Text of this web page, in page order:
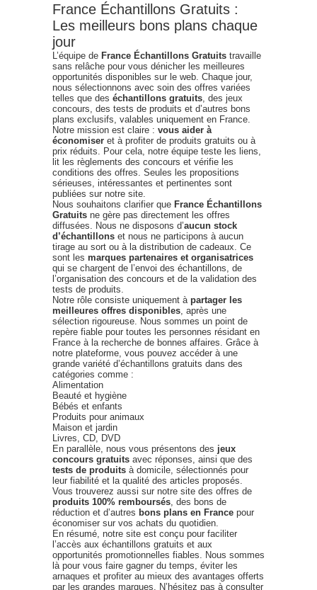
France Échantillons Gratuits :
Les meilleurs bons plans chaque
jour
L’équipe de France Échantillons Gratuits travaille
sans relâche pour vous dénicher les meilleures
opportunités disponibles sur le web. Chaque jour,
nous sélectionnons avec soin des offres variées
telles que des échantillons gratuits , des jeux
concours, des tests de produits et d’autres bons
plans exclusifs, valables uniquement en France.
Notre mission est claire : vous aider à
économiser et à profiter de produits gratuits ou à
prix réduits. Pour cela, notre équipe teste les liens,
lit les règlements des concours et vérifie les
conditions des offres. Seules les propositions
sérieuses, intéressantes et pertinentes sont
publiées sur notre site.
Nous souhaitons clarifier que France Échantillons
Gratuits ne gère pas directement les offres
diffusées. Nous ne disposons d’aucun stock
d’échantillons et nous ne participons à aucun
tirage au sort ou à la distribution de cadeaux. Ce
sont les marques partenaires et organisatrices
qui se chargent de l’envoi des échantillons, de
l’organisation des concours et de la validation des
tests de produits.
Notre rôle consiste uniquement à partager les
meilleures offres disponibles , après une
sélection rigoureuse. Nous sommes un point de
repère fiable pour toutes les personnes résidant en
France à la recherche de bonnes affaires. Grâce à
notre plateforme, vous pouvez accéder à une
grande variété d’échantillons gratuits dans des
catégories comme :
Alimentation
Beauté et hygiène
Bébés et enfants
Produits pour animaux
Maison et jardin
Livres, CD, DVD
En parallèle, nous vous présentons des jeux
concours gratuits avec réponses, ainsi que des
tests de produits à domicile, sélectionnés pour
leur fiabilité et la qualité des articles proposés.
Vous trouverez aussi sur notre site des offres de
produits 100% remboursés , des bons de
réduction et d’autres bons plans en France pour
économiser sur vos achats du quotidien.
En résumé, notre site est conçu pour faciliter
l’accès aux échantillons gratuits et aux
opportunités promotionnelles fiables. Nous sommes
là pour vous faire gagner du temps, éviter les
arnaques et profiter au mieux des avantages offerts
par les grandes marques. N’hésitez pas à consulter